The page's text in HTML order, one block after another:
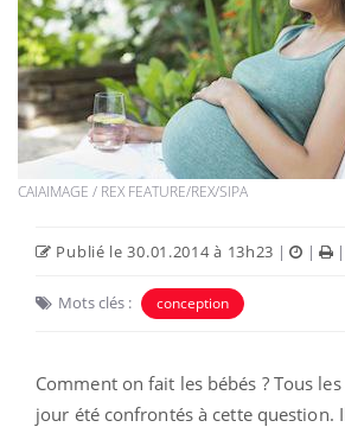
CAIAIMAGE / REX FEATURE/REX/SIPA
Publié le 30.01.2014 à 13h23 | |
Mots clés : conception
Comment on fait les bébés ? Tous
jour été confrontés à cette question.